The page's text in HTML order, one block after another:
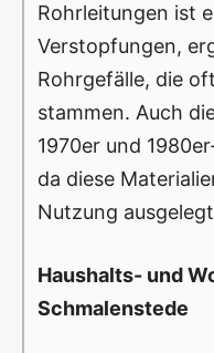
Rohrleitungen ist
Verstopfungen,
Rohrgefälle, die
stammen. Auch
1970er und
da diese
Nutzung
Haushalts- und
Schmalenstede